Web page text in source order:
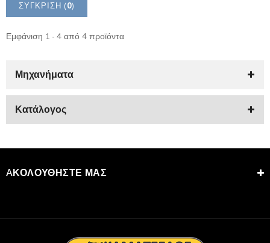
ΣΎΓΚΡΙΣΗ (0)
Εμφάνιση 1 - 4 από 4 προϊόντα
Μηχανήματα
Κατάλογος
AΚΟΛΟΥΘΉΣΤΕ ΜΑΣ